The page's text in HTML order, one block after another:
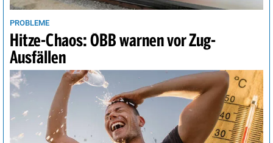
Wien
PROBLEME
Hitze-Chaos: ÖBB warnen vor Zug-
Ausfällen